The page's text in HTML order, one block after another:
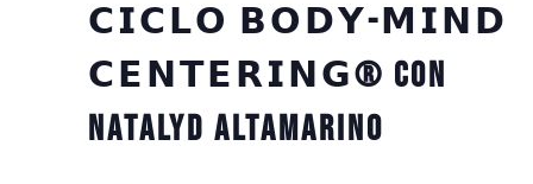
𝗖𝗜𝗖𝗟𝗢 𝗕𝗢𝗗𝗬-𝗠𝗜𝗡𝗗
𝗖𝗘𝗡𝗧𝗘𝗥𝗜𝗡𝗚® con
Natalyd Altamarino